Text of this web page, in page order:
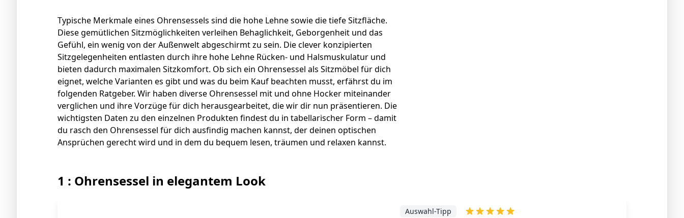
Typische Merkmale eines Ohrensessels sind die hohe Lehne sowie die tiefe Sitzfläche.
Diese gemütlichen Sitzmöglichkeiten verleihen Behaglichkeit, Geborgenheit und das
Gefühl, ein wenig von der Außenwelt abgeschirmt zu sein. Die clever konzipierten
Sitzgelegenheiten entlasten durch ihre hohe Lehne Rücken- und Halsmuskulatur und
bieten dadurch maximalen Sitzkomfort. Ob sich ein Ohrensessel als Sitzmöbel für dich
eignet, welche Varianten es gibt und was du beim Kauf beachten musst, erfährst du im
folgenden Ratgeber. Wir haben diverse Ohrensessel mit und ohne Hocker miteinander
verglichen und ihre Vorzüge für dich herausgearbeitet, die wir dir nun präsentieren. Die
wichtigsten Daten zu den einzelnen Produkten findest du in tabellarischer Form – damit
du rasch den Ohrensessel für dich ausfindig machen kannst, der deinen optischen
Ansprüchen gerecht wird und in dem du bequem lesen, träumen und relaxen kannst.
1 : Ohrensessel in elegantem Look
Auswahl-Tipp